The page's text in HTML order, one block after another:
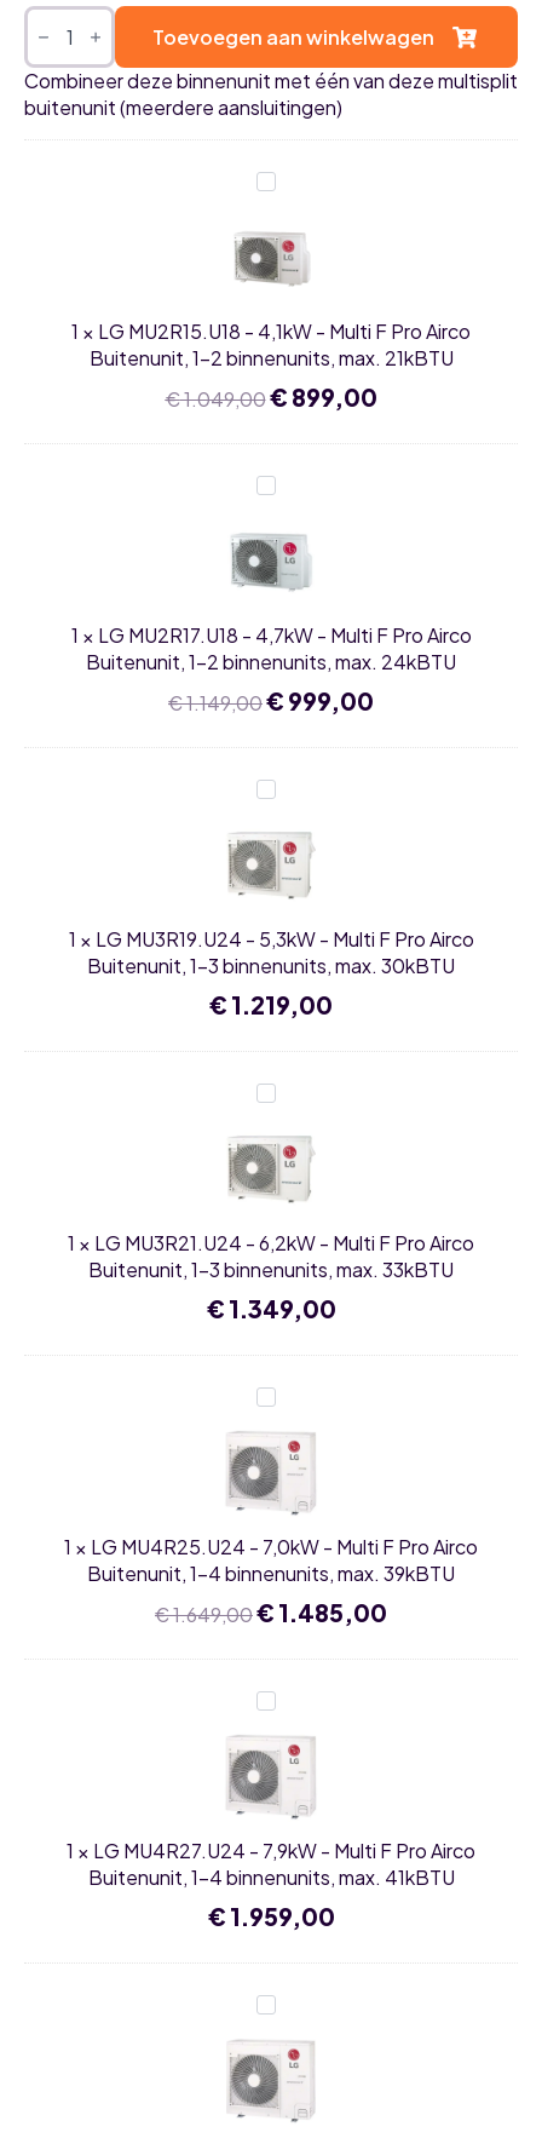
LG
EZ12CYS
3,5kW
airco
Comfort
binnenunit
Toevoegen aan winkelwagen
Combineer deze binnenunit met één van deze multisplit
buitenunit (meerdere aansluitingen)
LG
MU2R15.U18
4,1kW
-
Multi
Airco
Buitenunit,
1-
2
binnenunits,
21kBTU
1 × LG MU2R15.U18 - 4,1kW - Multi F Pro Airco
Buitenunit, 1-2 binnenunits, max. 21kBTU
€1.049,00Oorspronkelijke
was:
€ 1.049,00.
€ 899,00Huidige
is:
LG
MU2R17.U18
4,7kW
-
Multi
Airco
Buitenunit,
1-
2
binnenunits,
24kBTU
1 × LG MU2R17.U18 - 4,7kW - Multi F Pro Airco
Buitenunit, 1-2 binnenunits, max. 24kBTU
€1.149,00Oorspronkelijke
was:
€ 1.149,00.
€ 999,00
is:
LG
MU3R19.U24
-
5,3kW
-
Multi
Airco
Buitenunit,
1-
3
binnenunits,
30kBTU
1 × LG MU3R19.U24 - 5,3kW - Multi F Pro Airco
Buitenunit, 1-3 binnenunits, max. 30kBTU
€ 1.219,00
LG
MU3R21.U24
-
6,2kW
-
Multi
Airco
Buitenunit,
1-
3
binnenunits,
33kBTU
1 × LG MU3R21.U24 - 6,2kW - Multi F Pro Airco
Buitenunit, 1-3 binnenunits, max. 33kBTU
€ 1.349,00
LG
MU4R25.U24
-
7,0kW
-
Multi
F
Airco
Buitenunit,
1-
4
binnenunits,
39kBTU
1 × LG MU4R25.U24 - 7,0kW - Multi F Pro Airco
Buitenunit, 1-4 binnenunits, max. 39kBTU
€1.649,00Oorspronkelijke
was:
€ 1.649,00.
€ 1.485,00
is:
LG
MU4R27.U24
-
7,9kW
-
Multi
F
Airco
Buitenunit,
1-
4
binnenunits,
41kBTU
1 × LG MU4R27.U24 - 7,9kW - Multi F Pro Airco
Buitenunit, 1-4 binnenunits, max. 41kBTU
€ 1.959,00
LG
MU5R30.U36
-
8,8kW
-
Multi
F